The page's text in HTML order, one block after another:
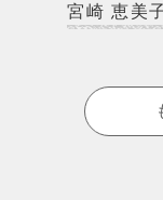
宮崎 恵美